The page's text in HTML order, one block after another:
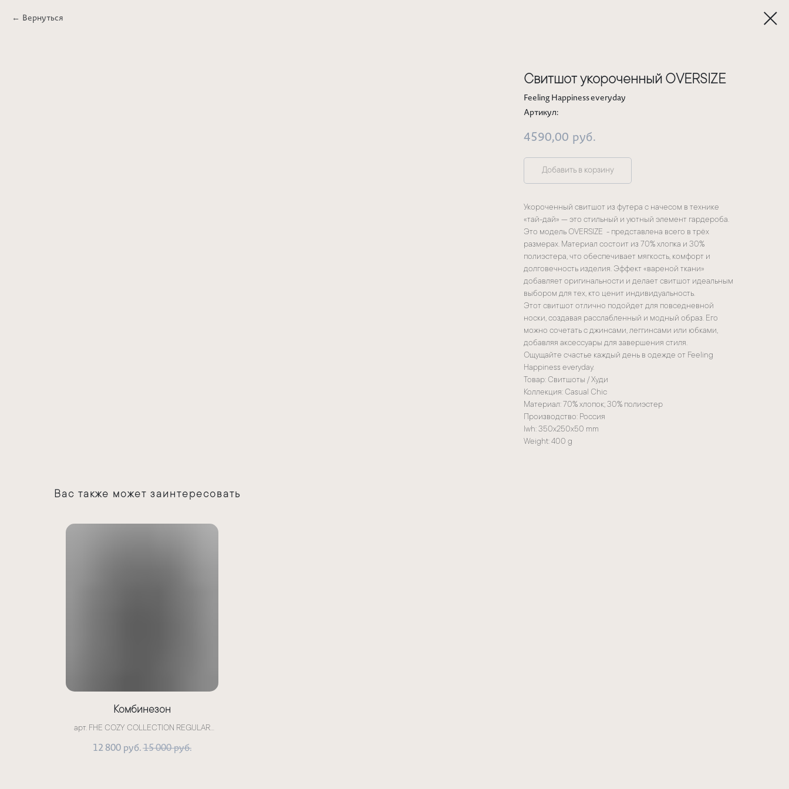
Вернуться
Свитшот укороченный OVERSIZE
Feeling Happiness everyday
Артикул:
4590,00 руб.
Добавить в корзину
Укороченный свитшот из футера с начесом в технике
«тай-дай» — это стильный и уютный элемент гардероба.
Это модель OVERSIZE - представлена всего в трёх
размерах. Материал состоит из 70% хлопка и 30%
полиэстера, что обеспечивает мягкость, комфорт и
долговечность изделия. Эффект «вареной ткани»
добавляет оригинальности и делает свитшот идеальным
выбором для тех, кто ценит индивидуальность.
Этот свитшот отлично подойдет для повседневной
носки, создавая расслабленный и модный образ. Его
можно сочетать с джинсами, леггинсами или юбками,
добавляя аксессуары для завершения стиля.
Ощущайте счастье каждый день в одежде от Feeling
Happiness everyday.
Товар: Свитшоты / Худи
Коллекция: Casual Chic
Материал: 70% хлопок; 30% полиэстер
Производство: Россия
lwh: 350x250x50 mm
Weight: 400 g
Вас также может заинтересовать
Комбинезон
арт. FHE COZY COLLECTION REGULAR
12 800 руб.15 000руб.